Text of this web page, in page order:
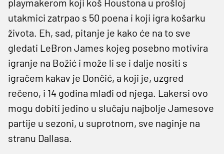
playmakerom koji koš Houstona u prošloj
utakmici zatrpao s 50 poena i koji igra košarku
života. Eh, sad, pitanje je kako će na to sve
gledati LeBron James kojeg posebno motivira
igranje na Božić i može li se i dalje nositi s
igračem kakav je Dončić, a koji je, uzgred
rečeno, i 14 godina mlađi od njega. Lakersi ovo
mogu dobiti jedino u slučaju najbolje Jamesove
partije u sezoni, u suprotnom, sve naginje na
stranu Dallasa.